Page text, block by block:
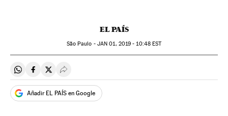
EL PAÍS
São Paulo - JAN 01, 2019 - 10:48EST
Compartir en Whatsapp
Compartir en Facebook
Compartir en Twitter
Desplegar Redes Sociales
Añadir EL PAÍS en Google